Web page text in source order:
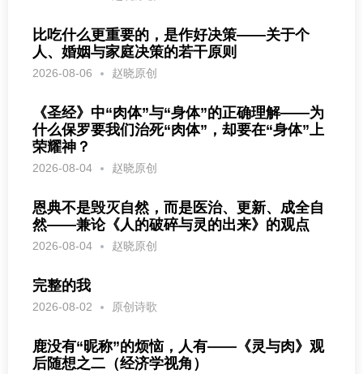
比吃什么更重要的，是作好决策——关于个
人、婚姻与家庭决策的若干原则
2026-08-06 赵晓原创
《圣经》中“肉体”与“身体”的正确理解——为
什么保罗要我们治死“肉体”，却要在“身体”上
荣耀神？
2026-08-04 赵晓原创
恩典不是毁灭自然，而是医治、更新、成全自
然——兼论《人的破碎与灵的出来》的观点
2026-08-04 赵晓原创
完整的我
2026-08-02 原创诗歌
鹿没有“昵称”的烦恼，人有——《灵与肉》观
后随想之二（经济学视角）